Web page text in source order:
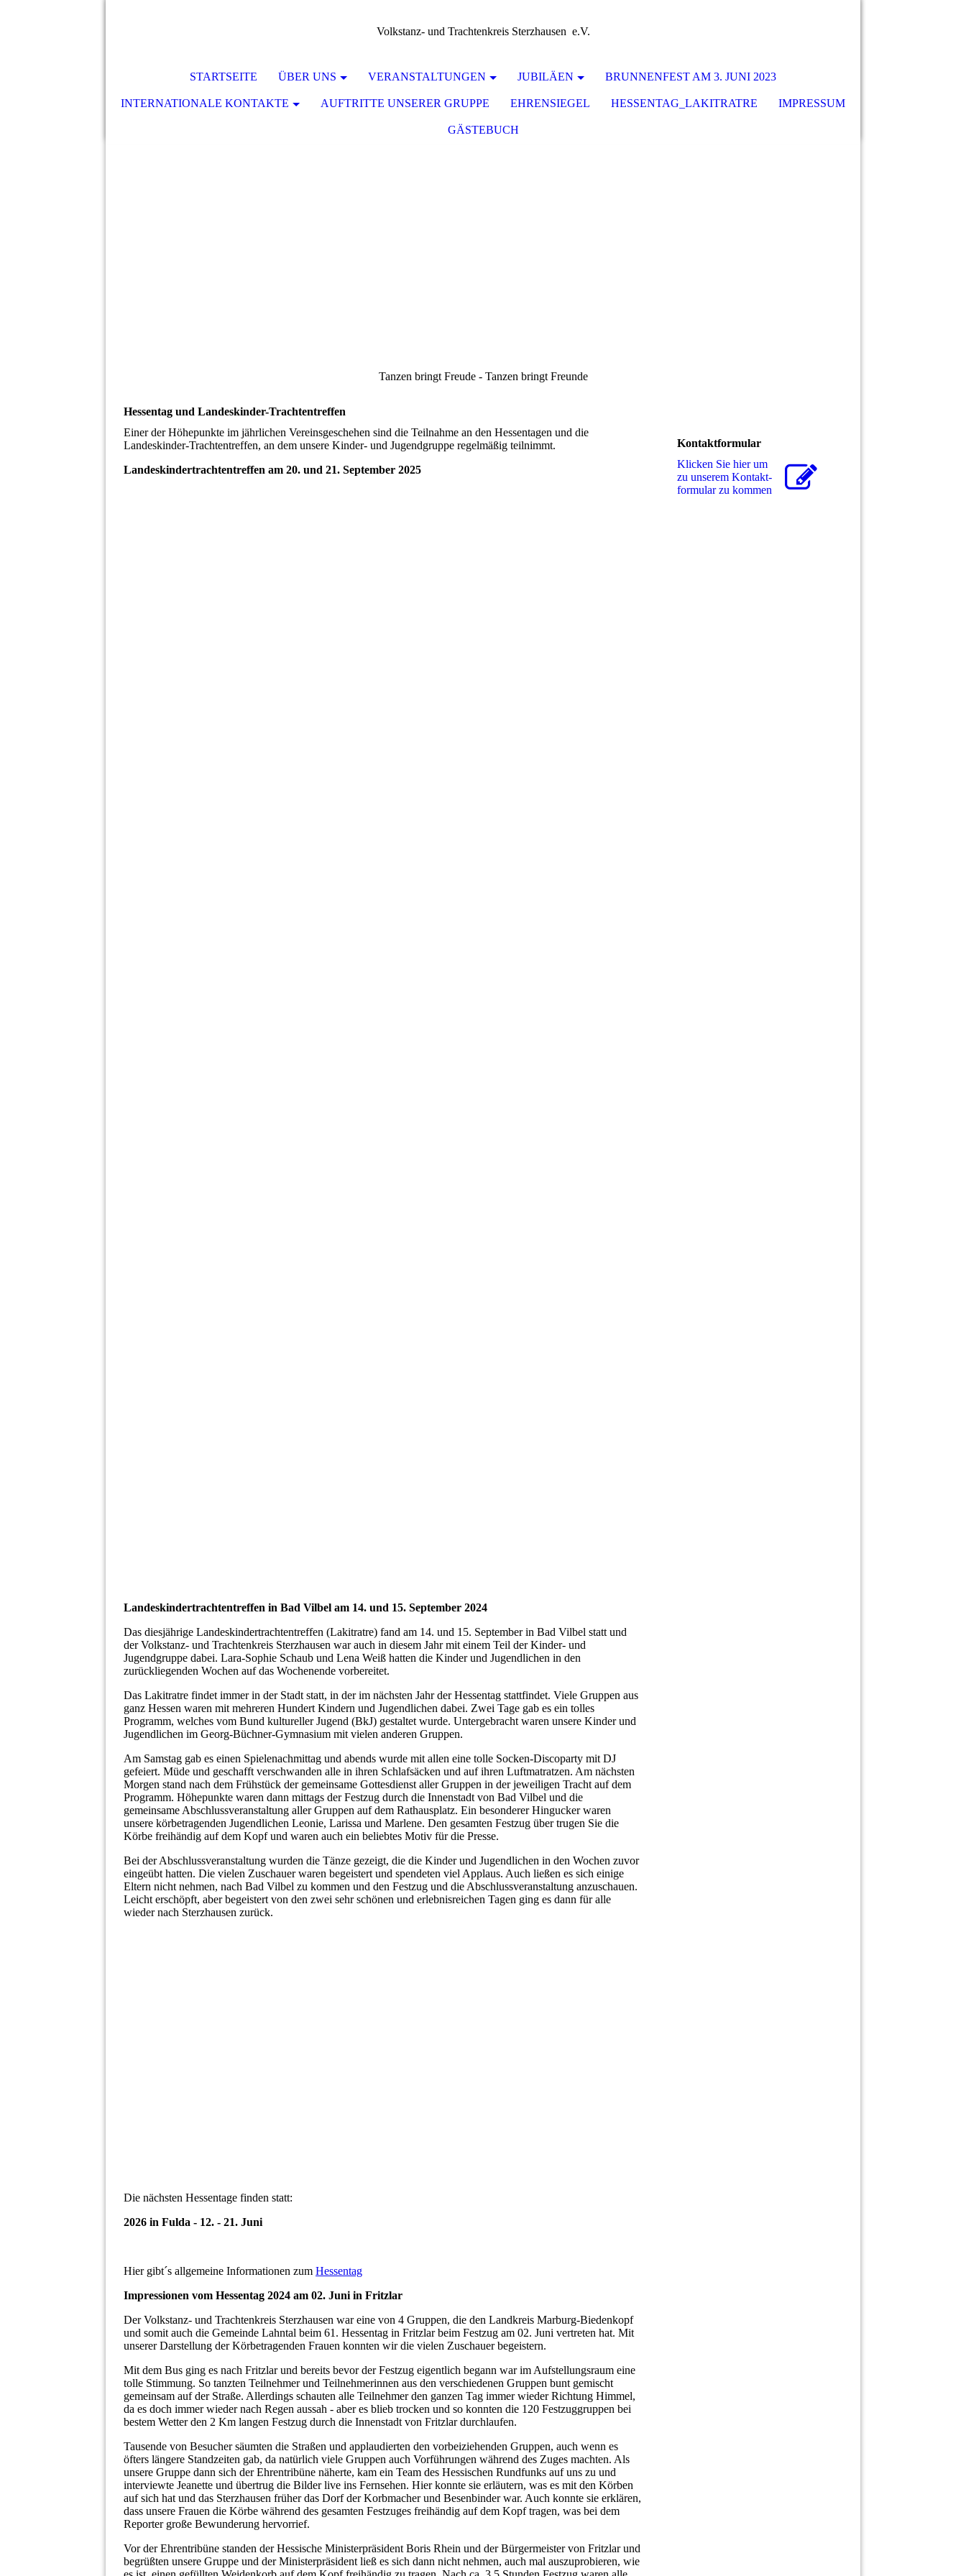
Volkstanz- und Trachtenkreis Sterzhausen e.V.
STARTSEITE ÜBER UNS VERANSTALTUNGEN JUBILÄEN BRUNNENFEST AM 3. JUNI 2023
INTERNATIONALE KONTAKTE AUFTRITTE UNSERER GRUPPE EHRENSIEGEL HESSENTAG_LAKITRATRE IMPRESSUM
GÄSTEBUCH
Tanzen bringt Freude - Tanzen bringt Freunde
Hessentag und Landeskinder-Trachtentreffen
Einer der Höhepunkte im jährlichen Vereinsgeschehen sind die Teilnahme an den Hessentagen und die
Landeskinder-Trachtentreffen, an dem unsere Kinder- und Jugendgruppe regelmäßig teilnimmt.
Landeskindertrachtentreffen am 20. und 21. September 2025
Landeskindertrachtentreffen in Bad Vilbel am 14. und 15. September 2024
Das diesjährige Landeskindertrachtentreffen (Lakitratre) fand am 14. und 15. September in Bad Vilbel statt und
der Volkstanz- und Trachtenkreis Sterzhausen war auch in diesem Jahr mit einem Teil der Kinder- und
Jugendgruppe dabei. Lara-Sophie Schaub und Lena Weiß hatten die Kinder und Jugendlichen in den
zurückliegenden Wochen auf das Wochenende vorbereitet.
Das Lakitratre findet immer in der Stadt statt, in der im nächsten Jahr der Hessentag stattfindet. Viele Gruppen aus
ganz Hessen waren mit mehreren Hundert Kindern und Jugendlichen dabei. Zwei Tage gab es ein tolles
Programm, welches vom Bund kultureller Jugend (BkJ) gestaltet wurde. Untergebracht waren unsere Kinder und
Jugendlichen im Georg-Büchner-Gymnasium mit vielen anderen Gruppen.
Am Samstag gab es einen Spielenachmittag und abends wurde mit allen eine tolle Socken-Discoparty mit DJ
gefeiert. Müde und geschafft verschwanden alle in ihren Schlafsäcken und auf ihren Luftmatratzen. Am nächsten
Morgen stand nach dem Frühstück der gemeinsame Gottesdienst aller Gruppen in der jeweiligen Tracht auf dem
Programm. Höhepunkte waren dann mittags der Festzug durch die Innenstadt von Bad Vilbel und die
gemeinsame Abschlussveranstaltung aller Gruppen auf dem Rathausplatz. Ein besonderer Hingucker waren
unsere körbetragenden Jugendlichen Leonie, Larissa und Marlene. Den gesamten Festzug über trugen Sie die
Körbe freihändig auf dem Kopf und waren auch ein beliebtes Motiv für die Presse.
Bei der Abschlussveranstaltung wurden die Tänze gezeigt, die die Kinder und Jugendlichen in den Wochen zuvor
eingeübt hatten. Die vielen Zuschauer waren begeistert und spendeten viel Applaus. Auch ließen es sich einige
Eltern nicht nehmen, nach Bad Vilbel zu kommen und den Festzug und die Abschlussveranstaltung anzuschauen.
Leicht erschöpft, aber begeistert von den zwei sehr schönen und erlebnisreichen Tagen ging es dann für alle
wieder nach Sterzhausen zurück.
Die nächsten Hessentage finden statt:
2026 in Fulda - 12. - 21. Juni
Hier gibt´s allgemeine Informationen zum Hessentag
Impressionen vom Hessentag 2024 am 02. Juni in Fritzlar
Der Volkstanz- und Trachtenkreis Sterzhausen war eine von 4 Gruppen, die den Landkreis Marburg-Biedenkopf
und somit auch die Gemeinde Lahntal beim 61. Hessentag in Fritzlar beim Festzug am 02. Juni vertreten hat. Mit
unserer Darstellung der Körbetragenden Frauen konnten wir die vielen Zuschauer begeistern.
Mit dem Bus ging es nach Fritzlar und bereits bevor der Festzug eigentlich begann war im Aufstellungsraum eine
tolle Stimmung. So tanzten Teilnehmer und Teilnehmerinnen aus den verschiedenen Gruppen bunt gemischt
gemeinsam auf der Straße. Allerdings schauten alle Teilnehmer den ganzen Tag immer wieder Richtung Himmel,
da es doch immer wieder nach Regen aussah - aber es blieb trocken und so konnten die 120 Festzuggruppen bei
bestem Wetter den 2 Km langen Festzug durch die Innenstadt von Fritzlar durchlaufen.
Tausende von Besucher säumten die Straßen und applaudierten den vorbeiziehenden Gruppen, auch wenn es
öfters längere Standzeiten gab, da natürlich viele Gruppen auch Vorführungen während des Zuges machten. Als
unsere Gruppe dann sich der Ehrentribüne näherte, kam ein Team des Hessischen Rundfunks auf uns zu und
interviewte Jeanette und übertrug die Bilder live ins Fernsehen. Hier konnte sie erläutern, was es mit den Körben
auf sich hat und das Sterzhausen früher das Dorf der Korbmacher und Besenbinder war. Auch konnte sie erklären,
dass unsere Frauen die Körbe während des gesamten Festzuges freihändig auf dem Kopf tragen, was bei dem
Reporter große Bewunderung hervorrief.
Vor der Ehrentribüne standen der Hessische Ministerpräsident Boris Rhein und der Bürgermeister von Fritzlar und
begrüßten unsere Gruppe und der Ministerpräsident ließ es sich dann nicht nehmen, auch mal auszuprobieren, wie
Kontaktformular
Klicken Sie hier um
zu unserem Kon­takt­
for­mu­lar zu kommen